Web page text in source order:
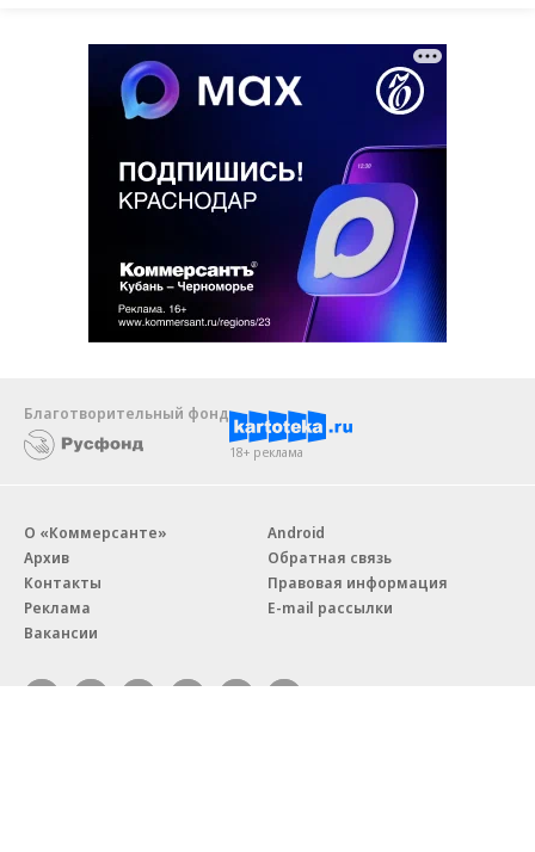
Благотворительный фонд
18+ реклама
О «Коммерсанте»
Архив
Контакты
Реклама
Вакансии
Android
Обратная связь
Правовая информация
E-mail рассылки